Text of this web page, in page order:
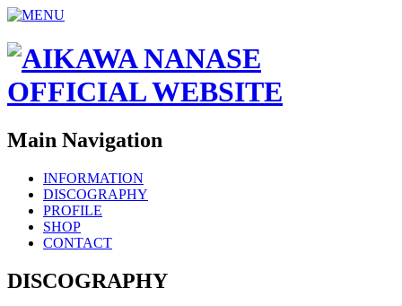
Main Navigation
INFORMATION
DISCOGRAPHY
PROFILE
SHOP
CONTACT
DISCOGRAPHY